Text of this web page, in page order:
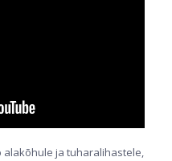
alakõhule ja tuharalihastele,